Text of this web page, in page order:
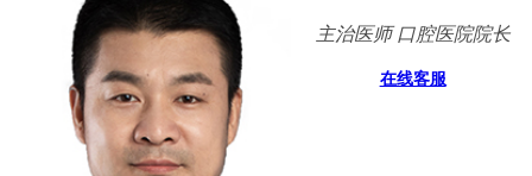
主治医师 口腔医院院长
在线客服